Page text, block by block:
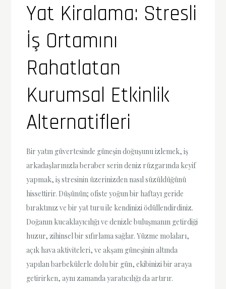
Yat Kiralama: Stresli
İş Ortamını
Rahatlatan
Kurumsal Etkinlik
Alternatifleri
Bir yatın güvertesinde güneşin doğuşunu izlemek, iş
arkadaşlarınızla beraber serin deniz rüzgarında keyif
yapmak, iş stresinin üzerinizden nasıl süzüldüğünü
hissettirir. Düşünün; ofiste yoğun bir haftayı geride
bıraktınız ve bir yat turu ile kendinizi ödüllendirdiniz.
Doğanın kucaklayıcılığı ve denizle buluşmanın getirdiği
huzur, zihinsel bir sıfırlama sağlar. Yüzme molaları,
açık hava aktiviteleri, ve akşam güneşinin altında
yapılan barbekülerle dolu bir gün, ekibinizi bir araya
getirirken, aynı zamanda yaratıcılığı da artırır.